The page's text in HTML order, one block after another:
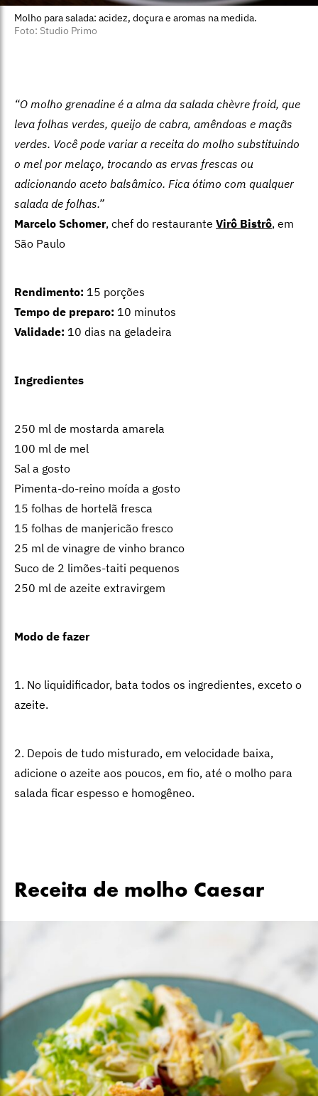
Molho para salada: acidez, doçura e aromas na medida.
Foto: Studio Primo
“O molho grenadine é a alma da salada chèvre froid, que
leva folhas verdes, queijo de cabra, amêndoas e maçãs
verdes. Você pode variar a receita do molho substituindo
o mel por melaço, trocando as ervas frescas ou
adicionando aceto balsâmico. Fica ótimo com qualquer
salada de folhas.”
Marcelo Schomer, chef do restaurante Virô Bistrô, em
São Paulo
Rendimento: 15 porções
Tempo de preparo: 10 minutos
Validade: 10 dias na geladeira
Ingredientes
250 ml de mostarda amarela
100 ml de mel
Sal a gosto
Pimenta-do-reino moída a gosto
15 folhas de hortelã fresca
15 folhas de manjericão fresco
25 ml de vinagre de vinho branco
Suco de 2 limões-taiti pequenos
250 ml de azeite extravirgem
Modo de fazer
1. No liquidificador, bata todos os ingredientes, exceto o
azeite.
2. Depois de tudo misturado, em velocidade baixa,
adicione o azeite aos poucos, em fio, até o molho para
salada ficar espesso e homogêneo.
Receita de molho Caesar